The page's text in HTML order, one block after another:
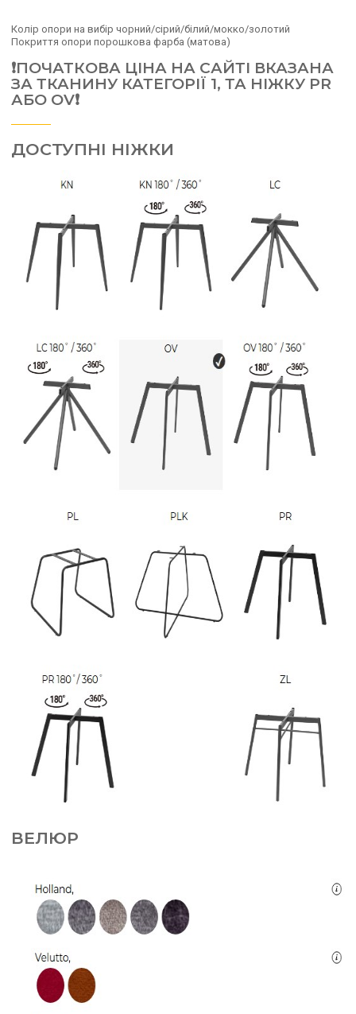
Колір опори на вибір чорний/сірий/білий/мокко/золотий
Покриття опори порошкова фарба (матова)
❗ПОЧАТКОВА ЦІНА НА САЙТІ ВКАЗАНА
ЗА ТКАНИНУ КАТЕГОРІЇ 1, ТА НІЖКУ PR
АБО OV❗
ДОСТУПНІ НІЖКИ
ВЕЛЮР